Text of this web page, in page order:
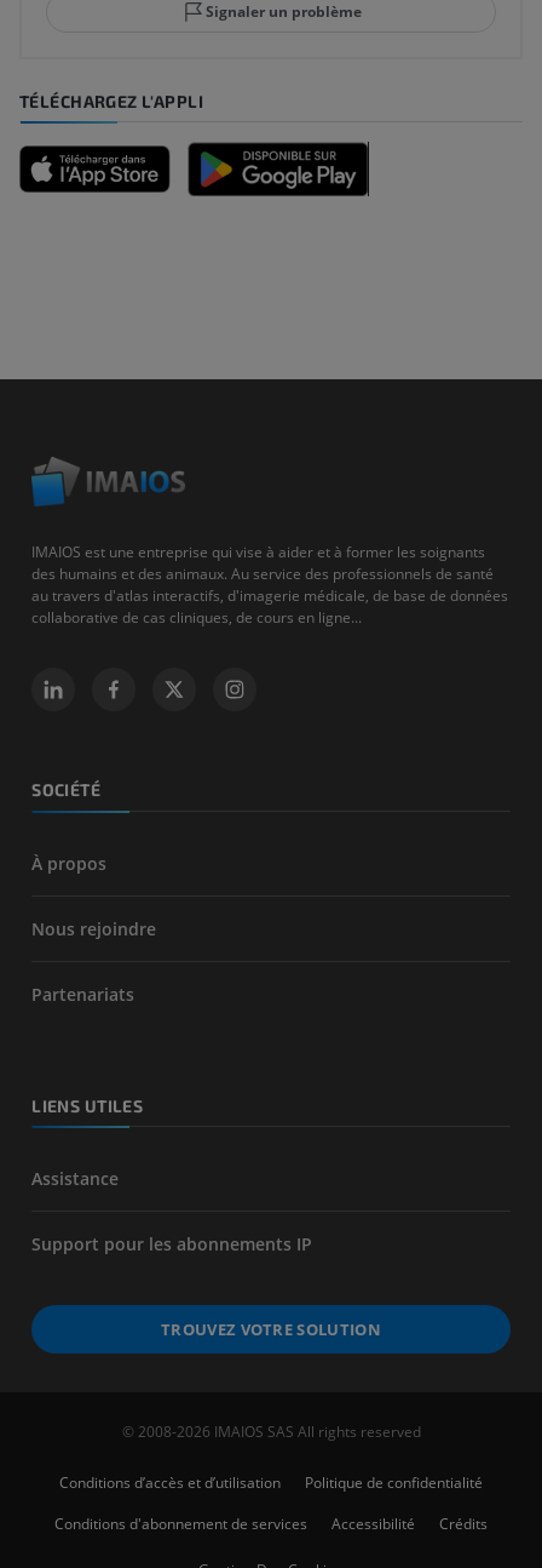
Signaler un problème
TÉLÉCHARGEZ L'APPLI
IMAIOS est une entreprise qui vise à aider et à former les soignants
des humains et des animaux. Au service des professionnels de santé
au travers d'atlas interactifs, d'imagerie médicale, de base de données
collaborative de cas cliniques, de cours en ligne...
SOCIÉTÉ
À propos
Nous rejoindre
Partenariats
LIENS UTILES
Assistance
Support pour les abonnements IP
TROUVEZ VOTRE SOLUTION
© 2008-2026 IMAIOS SAS All rights reserved
Conditions d’accès et d’utilisation
Politique de confidentialité
Conditions d'abonnement de services
Accessibilité Crédits